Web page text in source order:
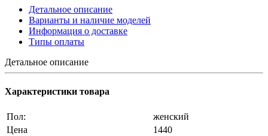
Детальное описание
Варианты и наличие моделей
Информация о доставке
Типы оплаты
Детальное описание
Характеристики товара
Пол:
женский
Цена
1440